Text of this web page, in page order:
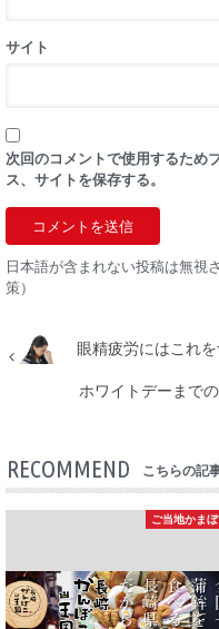
サイト
次回のコメントで使用するため
ス、サイトを保存する。
日本語が含まれない投稿は無視
策）
眼精疲労にはこれを
ホワイトデーまで
RECOMMEND こちらの記
ご当地かまぼ